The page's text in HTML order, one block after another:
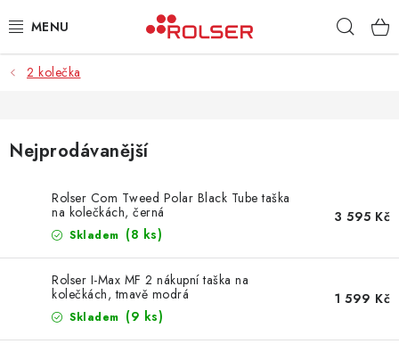
na
TAŠKY NA KOLEČKÁCH
KLASICKÉ TAŠKY
PŘÍSLUŠENSTVÍ
Kontakt Obchodní podmínky
2 kolečka
Nejprodávanější
Rolser Com Tweed Polar Black Tube taška
na kolečkách, černá
Skladem (8 ks)
3 595 Kč
Rolser I-Max MF 2 nákupní taška na
kolečkách, tmavě modrá
Skladem (9 ks)
1 599 Kč